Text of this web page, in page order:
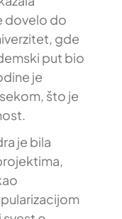
dovelo do
gde
put bio
je
što je
je bila